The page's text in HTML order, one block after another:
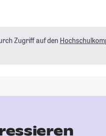
Zugriff auf den